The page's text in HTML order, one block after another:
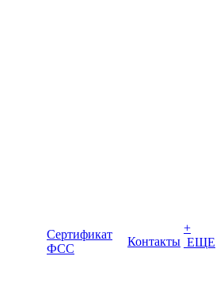
Сертификат
ФСС
Контакты
+
ЕЩЕ